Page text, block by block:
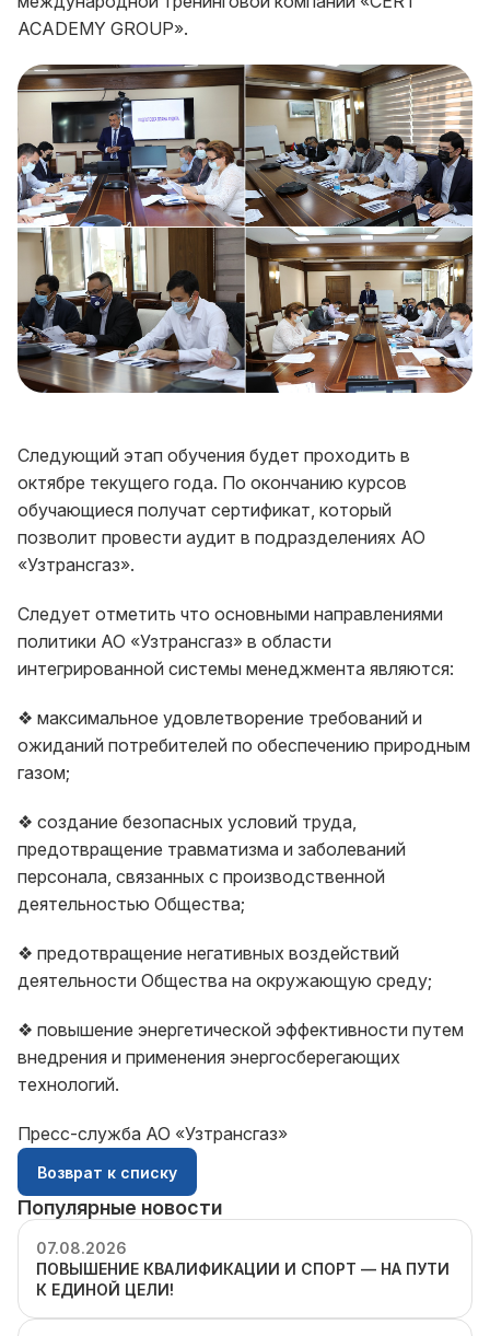
ACADEMY GROUP».
Следующий этап обучения будет проходить в
октябре текущего года. По окончанию курсов
обучающиеся получат сертификат, который
позволит провести аудит в подразделениях АО
«Узтрансгаз».
Следует отметить что основными направлениями
политики АО «Узтрансгаз» в области
интегрированной системы менеджмента являются:
❖ максимальное удовлетворение требований и
ожиданий потребителей по обеспечению природным
газом;
❖ создание безопасных условий труда,
предотвращение травматизма и заболеваний
персонала, связанных с производственной
деятельностью Общества;
❖ предотвращение негативных воздействий
деятельности Общества на окружающую среду;
❖ повышение энергетической эффективности путем
внедрения и применения энергосберегающих
технологий.
Пресс-служба АО «Узтрансгаз»
Возврат к списку
Популярные новости
07.08.2026
ПОВЫШЕНИЕ КВАЛИФИКАЦИИ И СПОРТ — НА ПУТИ
К ЕДИНОЙ ЦЕЛИ!